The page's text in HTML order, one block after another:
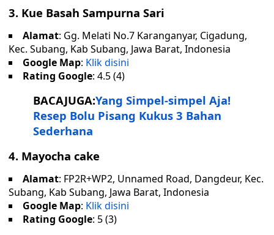
3. Kue Basah Sampurna Sari
Alamat: Gg. Melati No.7 Karanganyar, Cigadung,
Kec. Subang, Kab Subang, Jawa Barat, Indonesia
Google Map: Klik disini
Rating Google: 4.5 (4)
BACAJUGA:Yang Simpel-simpel Aja!
Resep Bolu Pisang Kukus 3 Bahan
Sederhana
4. Mayocha cake
Alamat: FP2R+WP2, Unnamed Road, Dangdeur, Kec.
Subang, Kab Subang, Jawa Barat, Indonesia
Google Map: Klik disini
Rating Google: 5 (3)